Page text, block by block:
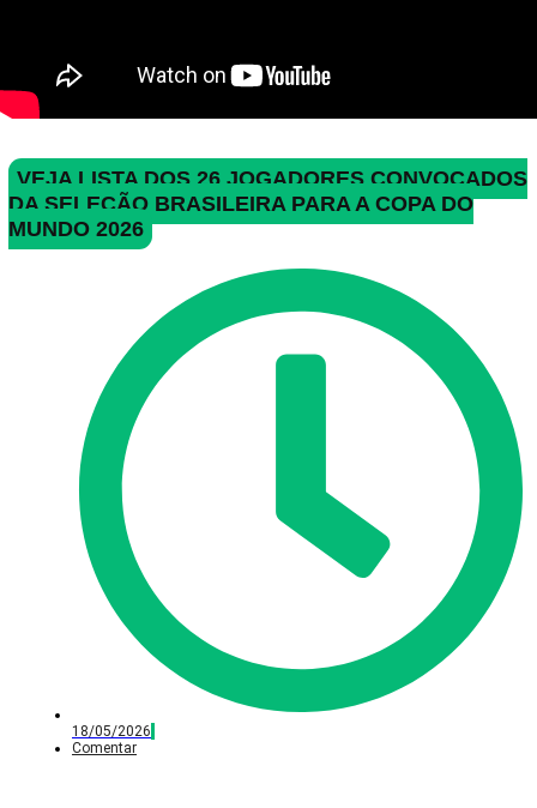
VEJA LISTA DOS 26 JOGADORES CONVOCADOS
DA SELEÇÃO BRASILEIRA PARA A COPA DO
MUNDO 2026
18/05/2026
Comentar